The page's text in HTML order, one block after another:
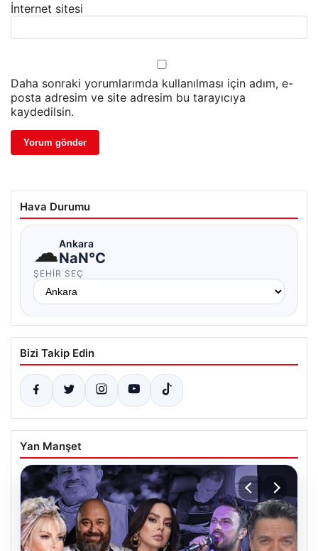
İnternet sitesi
Daha sonraki yorumlarımda kullanılması için adım, e-
posta adresim ve site adresim bu tarayıcıya
kaydedilsin.
Hava Durumu
☁Ankara
NaN°C
ŞEHIR SEÇ
Bizi Takip Edin
Yan Manşet